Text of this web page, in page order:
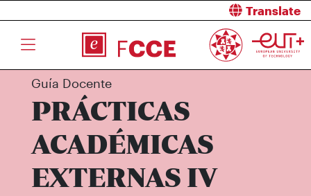
Translate
Guía Docente
PRÁCTICAS
ACADÉMICAS
EXTERNAS IV